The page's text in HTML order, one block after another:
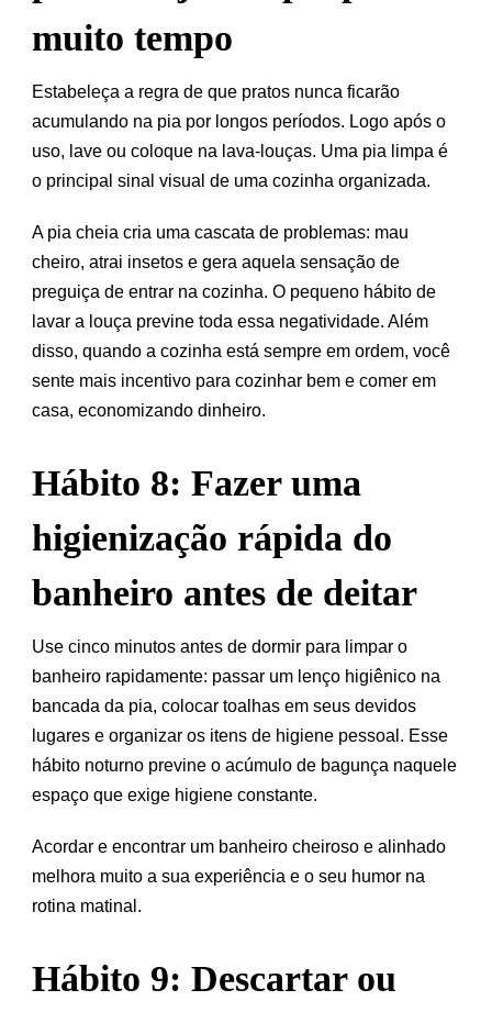
muito tempo
Estabeleça a regra de que pratos nunca ficarão
acumulando na pia por longos períodos. Logo após o
uso, lave ou coloque na lava-louças. Uma pia limpa é
o principal sinal visual de uma cozinha organizada.
A pia cheia cria uma cascata de problemas: mau
cheiro, atrai insetos e gera aquela sensação de
preguiça de entrar na cozinha. O pequeno hábito de
lavar a louça previne toda essa negatividade. Além
disso, quando a cozinha está sempre em ordem, você
sente mais incentivo para cozinhar bem e comer em
casa, economizando dinheiro.
Hábito 8: Fazer uma
higienização rápida do
banheiro antes de deitar
Use cinco minutos antes de dormir para limpar o
banheiro rapidamente: passar um lenço higiênico na
bancada da pia, colocar toalhas em seus devidos
lugares e organizar os itens de higiene pessoal. Esse
hábito noturno previne o acúmulo de bagunça naquele
espaço que exige higiene constante.
Acordar e encontrar um banheiro cheiroso e alinhado
melhora muito a sua experiência e o seu humor na
rotina matinal.
Hábito 9: Descartar ou